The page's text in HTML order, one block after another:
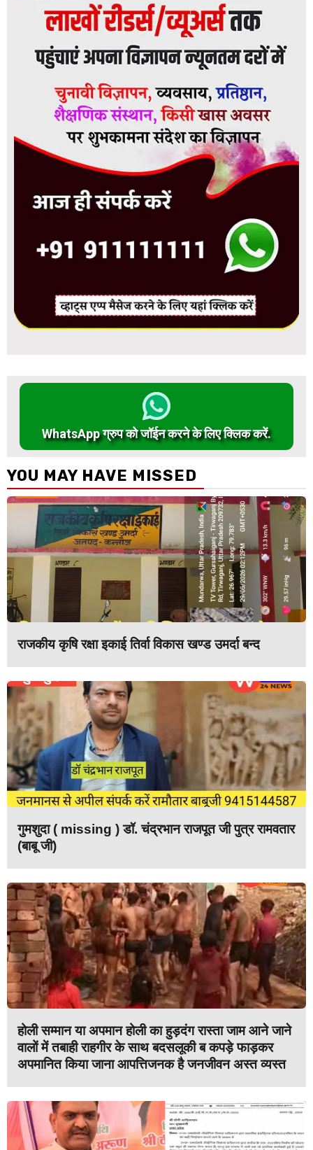
WhatsApp ग्रुप को जॉईन करने के लिए क्लिक करें.
YOU MAY HAVE MISSED
राजकीय कृषि रक्षा इकाई तिर्वा विकास खण्ड उमर्दा बन्द
गुमशुदा ( missing ) डॉ. चंद्रभान राजपूत जी पुत्र रामवतार
(बाबू जी)
होली सम्मान या अपमान होली का हुड़दंग रास्ता जाम आने जाने
वालों में तबाही राहगीर के साथ बदसलूकी ब कपड़े फाड़कर
अपमानित किया जाना आपत्तिजनक है जनजीवन अस्त व्यस्त